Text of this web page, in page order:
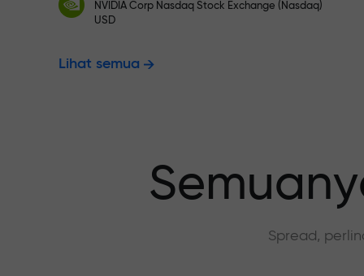
Bonus
NVIDIA Corp Nasdaq Stock Exchange (Nasdaq)
USD
Lihat semua
Spread,